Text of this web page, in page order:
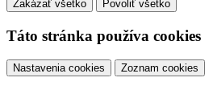
Zakázať všetko
Povoliť všetko
Táto stránka používa cookies
Nastavenia cookies Zoznam cookies